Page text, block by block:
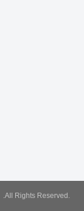
.All Rights Reserved.